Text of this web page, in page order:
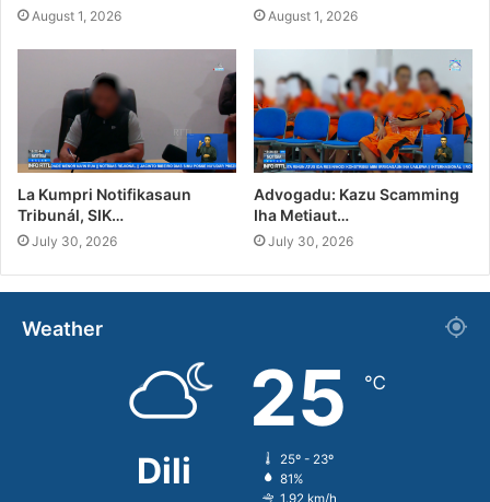
August 1, 2026 August 1, 2026
La Kumpri Notifikasaun
Tribunál, SIK…
July 30, 2026
Advogadu: Kazu Scamming
Iha Metiaut…
July 30, 2026
Weather
Dili
25 ℃
25º - 23º
81%
1.92 km/h